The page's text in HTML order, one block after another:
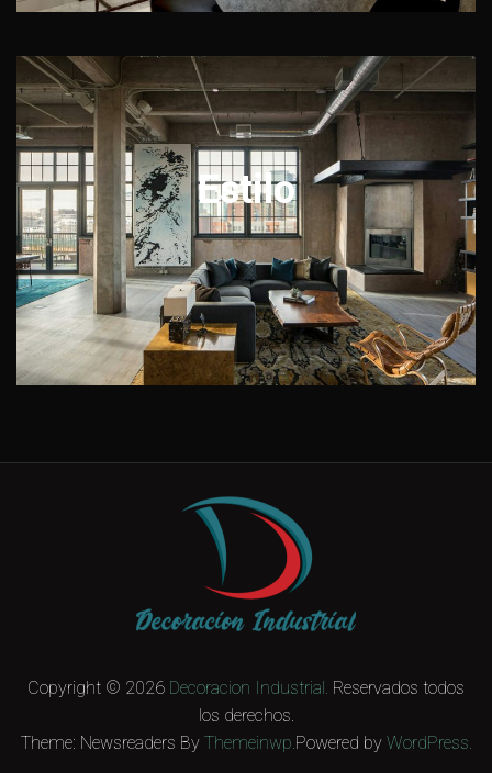
Estilo
Copyright © 2026 Decoracion Industrial. Reservados todos
los derechos.
Theme: Newsreaders By Themeinwp. Powered by WordPress.